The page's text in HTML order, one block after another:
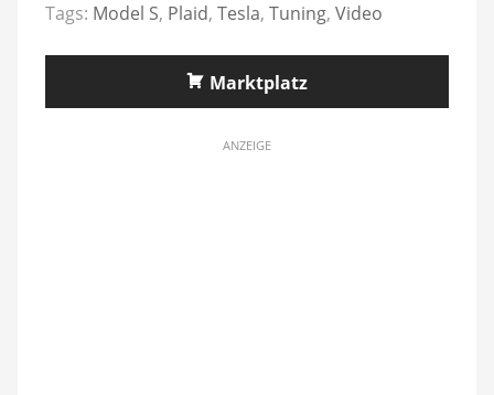
Tags: Model S, Plaid, Tesla, Tuning, Video
Marktplatz
ANZEIGE